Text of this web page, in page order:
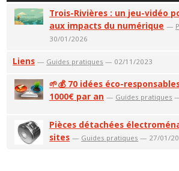
Trois-Rivières : un jeu-vidéo
aux impacts du numérique —
30/01/2026
Liens — Guides pratiques — 02/11/2023
🌱💰 70 idées éco-
1000€ par an — Guides pratiques
Pièces détachées
sites — Guides pratiques — 27/01/